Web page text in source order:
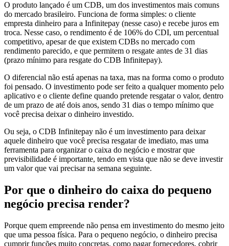
O produto lançado é um CDB, um dos investimentos mais comuns
do mercado brasileiro. Funciona de forma simples: o cliente
empresta dinheiro para a Infinitepay (nesse caso) e recebe juros em
troca. Nesse caso, o rendimento é de 106% do CDI, um percentual
competitivo, apesar de que existem CDBs no mercado com
rendimento parecido, e que permitem o resgate antes de 31 dias
(prazo mínimo para resgate do CDB Infinitepay).
O diferencial não está apenas na taxa, mas na forma como o produto
foi pensado. O investimento pode ser feito a qualquer momento pelo
aplicativo e o cliente define quando pretende resgatar o valor, dentro
de um prazo de até dois anos, sendo 31 dias o tempo mínimo que
você precisa deixar o dinheiro investido.
Ou seja, o CDB Infinitepay não é um investimento para deixar
aquele dinheiro que você precisa resgatar de imediato, mas uma
ferramenta para organizar o caixa do negócio e mostrar que
previsibilidade é importante, tendo em vista que não se deve investir
um valor que vai precisar na semana seguinte.
Por que o dinheiro do caixa do pequeno
negócio precisa render?
Porque quem empreende não pensa em investimento do mesmo jeito
que uma pessoa física. Para o pequeno negócio, o dinheiro precisa
cumprir funções muito concretas, como pagar fornecedores, cobrir